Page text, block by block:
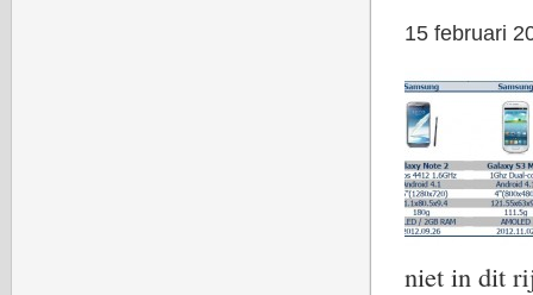
15 februari
niet in dit